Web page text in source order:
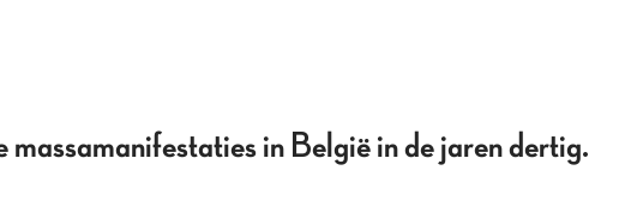
massamanifestaties in België in de jaren dertig.